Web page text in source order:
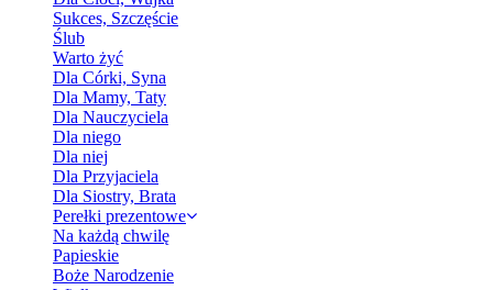
Sukces, Szczęście
Ślub
Warto żyć
Dla Córki, Syna
Dla Mamy, Taty
Dla Nauczyciela
Dla niego
Dla niej
Dla Przyjaciela
Dla Siostry, Brata
Perełki prezentowe
Na każdą chwilę
Papieskie
Boże Narodzenie